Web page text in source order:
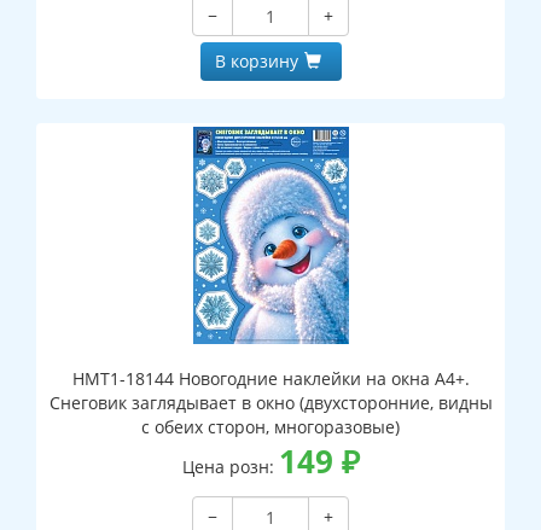
−
+
В корзину
НМТ1-18144 Новогодние наклейки на окна А4+.
Снеговик заглядывает в окно (двухсторонние, видны
с обеих сторон, многоразовые)
Цена розн: 149 ₽
−
+